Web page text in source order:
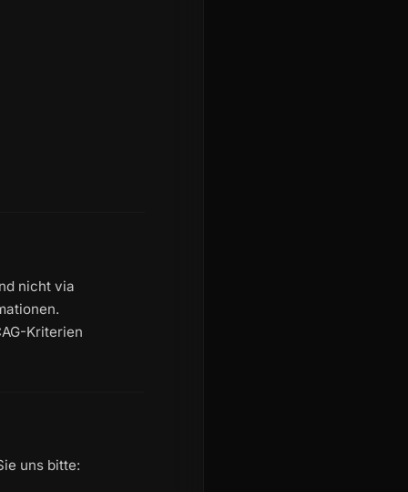
nicht via
Kriterien
uns bitte: